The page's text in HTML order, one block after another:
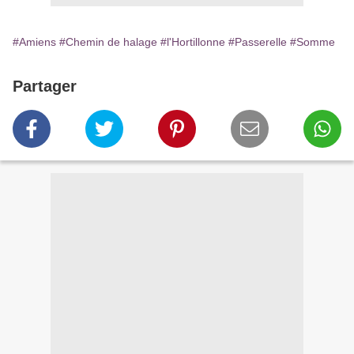
#Amiens #Chemin de halage #l'Hortillonne #Passerelle #Somme
Partager